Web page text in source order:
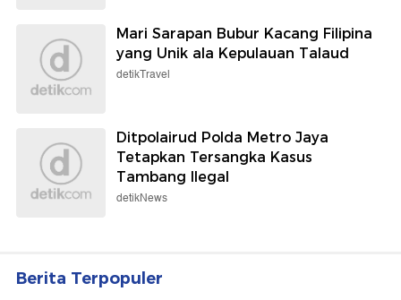
Mari Sarapan Bubur Kacang Filipina
yang Unik ala Kepulauan Talaud
detikTravel
Ditpolairud Polda Metro Jaya
Tetapkan Tersangka Kasus
Tambang Ilegal
detikNews
Berita Terpopuler